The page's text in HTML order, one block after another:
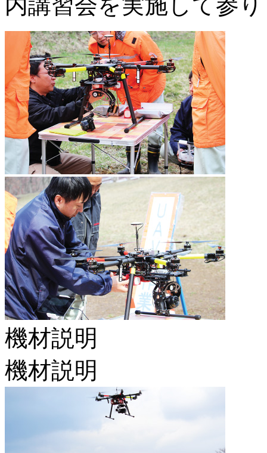
機材説明
機材説明